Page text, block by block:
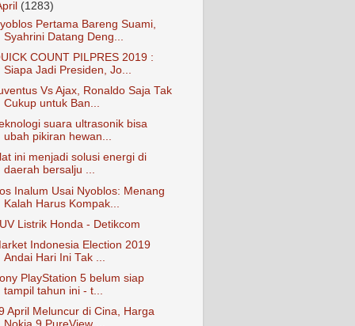
(1283)
Pertama Bareng Suami,
Syahrini Datang Deng...
COUNT PILPRES 2019 :
Siapa Jadi Presiden, Jo...
Vs Ajax, Ronaldo Saja Tak
Cukup untuk Ban...
suara ultrasonik bisa
ubah pikiran hewan...
ini menjadi solusi energi di
daerah bersalju ...
Inalum Usai Nyoblos: Menang
Kalah Harus Kompak...
Listrik Honda - Detikcom
Indonesia Election 2019
Andai Hari Ini Tak ...
PlayStation 5 belum siap
tampil tahun ini - t...
April Meluncur di Cina, Harga